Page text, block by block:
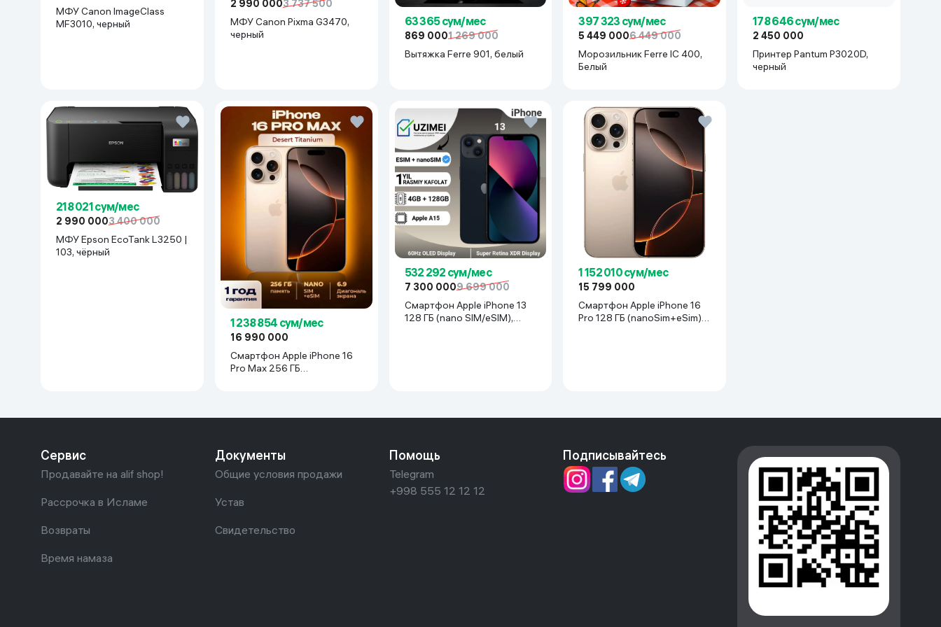
МФУ Canon ImageClass
MF3010, черный
2 990 0003 737 500
МФУ Canon Pixma G3470,
черный
63 365 сум/мес
869 0001 269 000
Вытяжка Ferre 901, белый
397 323 сум/мес
5 449 0006 449 000
Морозильник Ferre IC 400,
Белый
178 646 сум/мес
2 450 000
Принтер Pantum P3020D,
черный
218 021 сум/мес
2 990 0003 400 000
МФУ Epson EcoTank L3250 |
103, чёрный
1 238 854 сум/мес
16 990 000
Смартфон Apple iPhone 16
Pro Max 256 ГБ
532 292 сум/мес
7 300 0009 699 000
Смартфон Apple iPhone 13
128 ГБ (nano SIM/eSIM),
1 152 010 сум/мес
15 799 000
Смартфон Apple iPhone 16
Pro 128 ГБ (nanoSim+eSim),
Сервис
Продавайте на alif shop!
Рассрочка в Исламе
Возвраты
Время намаза
Документы
Общие условия продажи
Устав
Свидетельство
Помощь
Telegram
+998 555 12 12 12
Подписывайтесь